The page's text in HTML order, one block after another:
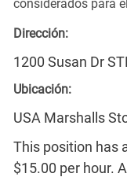
considerados para
Dirección:
1200 Susan Dr
Ubicación:
USA Marshalls
This position has
$15.00 per hour.